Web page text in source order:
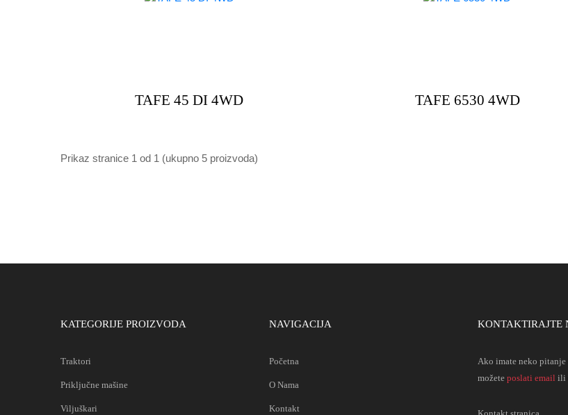
TAFE 45 DI 4WD TAFE 6530 4WD
Prikaz stranice 1 od 1 (ukupno 5 proizvoda)
KATEGORIJE PROIZVODA
Traktori
Priključne mašine
Viljuškari
NAVIGACIJA
Početna
O Nama
Kontakt
KONTAKTIRAJTE
Ako imate neko
možete poslati email ili
Kontakt stranica